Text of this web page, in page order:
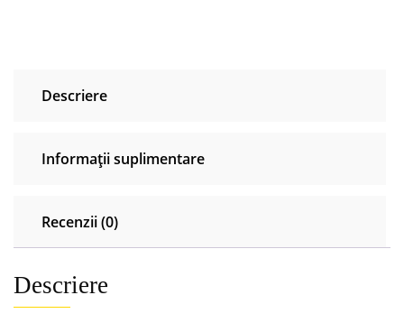
Descriere
Informații suplimentare
Recenzii (0)
Descriere